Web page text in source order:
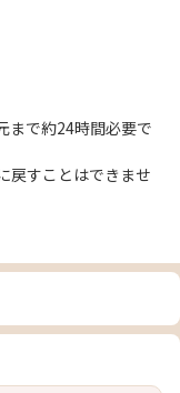
まで約24時間必要で
戻すことはできませ